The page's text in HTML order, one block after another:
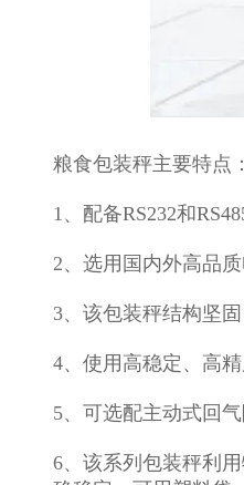
粮食包装秤主要特点
1、配备RS232和
2、选用国内外高品
3、该包装秤结构坚
4、使用高稳定、高
5、可选配主动式回
6、该系列包装秤利